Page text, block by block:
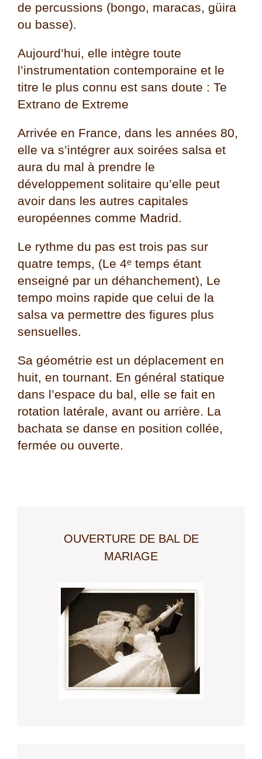
de percussions (bongo, maracas, güira
ou basse).
Aujourd’hui, elle intègre toute
l’instrumentation contemporaine et le
titre le plus connu est sans doute : Te
Extrano de Extreme
Arrivée en France, dans les années 80,
elle va s’intégrer aux soirées salsa et
aura du mal à prendre le
développement solitaire qu’elle peut
avoir dans les autres capitales
européennes comme Madrid.
Le rythme du pas est trois pas sur
quatre temps, (Le 4ᵉ temps étant
enseigné par un déhanchement), Le
tempo moins rapide que celui de la
salsa va permettre des figures plus
sensuelles.
Sa géométrie est un déplacement en
huit, en tournant. En général statique
dans l’espace du bal, elle se fait en
rotation latérale, avant ou arrière. La
bachata se danse en position collée,
fermée ou ouverte.
OUVERTURE DE BAL DE
MARIAGE